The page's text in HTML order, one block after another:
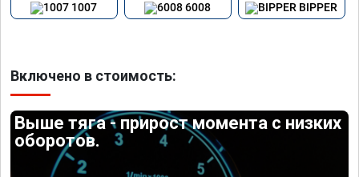
1007 6008 BIPPER
Включено в стоимость:
Выше тяга - прирост момента с низких
оборотов.